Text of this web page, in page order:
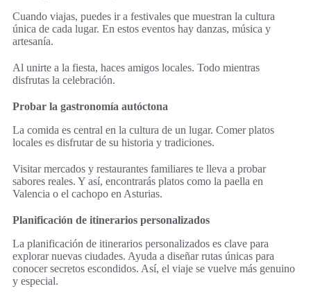
Cuando viajas, puedes ir a festivales que muestran la cultura
única de cada lugar. En estos eventos hay danzas, música y
artesanía.
Al unirte a la fiesta, haces amigos locales. Todo mientras
disfrutas la celebración.
Probar la gastronomía autóctona
La comida es central en la cultura de un lugar. Comer platos
locales es disfrutar de su historia y tradiciones.
Visitar mercados y restaurantes familiares te lleva a probar
sabores reales. Y así, encontrarás platos como la paella en
Valencia o el cachopo en Asturias.
Planificación de itinerarios personalizados
La planificación de itinerarios personalizados es clave para
explorar nuevas ciudades. Ayuda a diseñar rutas únicas para
conocer secretos escondidos. Así, el viaje se vuelve más genuino
y especial.